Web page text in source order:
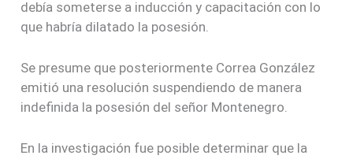
debía someterse a inducción y capacitación con lo
que habría dilatado la posesión.
Se presume que posteriormente Correa González
emitió una resolución suspendiendo de manera
indefinida la posesión del señor Montenegro.
En la investigación fue posible determinar que la